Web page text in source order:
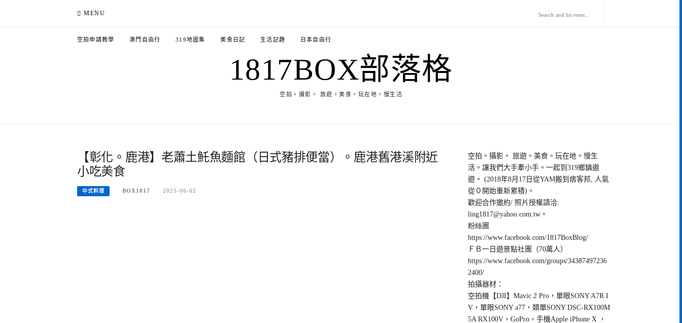
MENU
空拍申請教學 澳門自由行 319地圖集 美食日記 生活記趣 日本自由行
1817BOX部落格
空拍。攝影。 旅遊。美食。玩在地。慢生活
【彰化。鹿港】老蕭土魠魚麵館（日式豬排便當）。鹿港舊港溪附近
小吃美食
中式料理 BOX1817 2025-06-02
空拍。攝影。 旅遊。美食。玩在地。慢生
活。讓我們大手牽小手。一起到319鄉鎮遨
遊。 (2018年8月17日從YAM搬到痞客邦, 人氣
從０開始重新累積)。
歡迎合作邀約/ 照片授權請洽:
ling1817@yahoo.com.tw 。
粉絲團
https://www.facebook.com/1817BoxBlog/
ＦＢ一日遊景點社團（70萬人）
https://www.facebook.com/groups/34387497236
2400/
拍攝器材：
空拍機【DJI】Mavic 2 Pro，單眼SONY A7R I
V，單眼SONY a77，類單SONY DSC-RX100M
5A RX100V，GoPro，手機Apple iPhone X ，